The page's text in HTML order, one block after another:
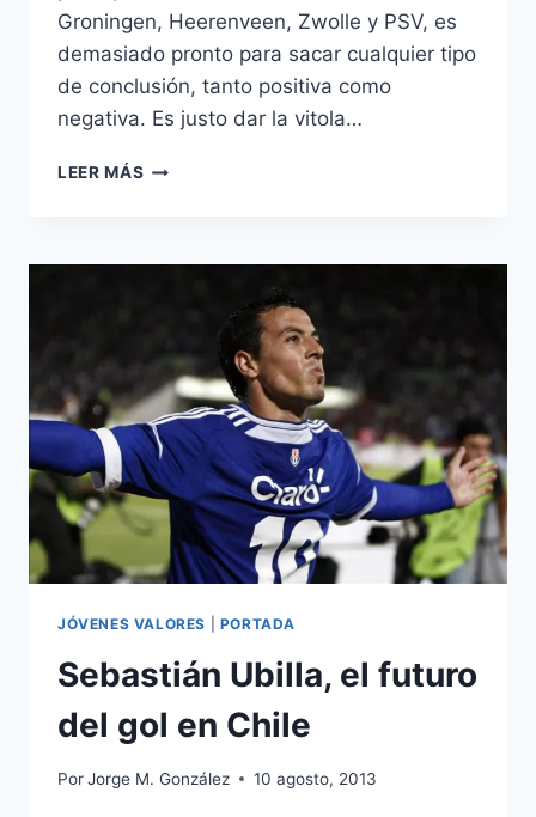
Groningen, Heerenveen, Zwolle y PSV, es
demasiado pronto para sacar cualquier tipo
de conclusión, tanto positiva como
negativa. Es justo dar la vitola…
LEER MÁS EL
GRAN
EREDIVISIE
JÓVENES VALORES PORTADA
Sebastián Ubilla, el futuro
del gol en Chile
PorJorge M. González 10 agosto, 2013